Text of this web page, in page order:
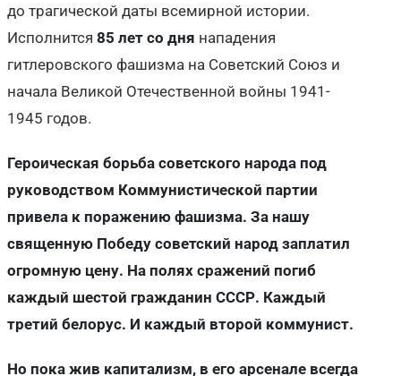
до трагической даты всемирной истории.
Исполнится 85 лет со дня нападения
гитлеровского фашизма на Советский Союз и
начала Великой Отечественной войны 1941-
1945 годов.
Героическая борьба советского народа под
руководством Коммунистической партии
привела к поражению фашизма. За нашу
священную Победу советский народ заплатил
огромную цену. На полях сражений погиб
каждый шестой гражданин СССР. Каждый
третий белорус. И каждый второй коммунист.
Но пока жив капитализм, в его арсенале всегда